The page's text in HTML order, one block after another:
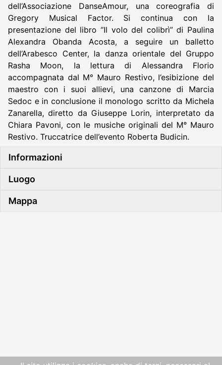
dell’Associazione DanseAmour, una coreografia di
Gregory Musical Factor. Si continua con la
presentazione del libro “Il volo del colibrì” di Paulina
Alexandra Obanda Acosta, a seguire un balletto
dell’Arabesco Center, la danza orientale del Gruppo
Rasha Moon, la lettura di Alessandra Florio
accompagnata dal M° Mauro Restivo, l’esibizione del
maestro con i suoi allievi, una canzone di Marcia
Sedoc e in conclusione il monologo scritto da Michela
Zanarella, diretto da Giuseppe Lorin, interpretato da
Chiara Pavoni, con le musiche originali del M° Mauro
Restivo. Truccatrice dell’evento Roberta Budicin.
Informazioni
Luogo
Mappa